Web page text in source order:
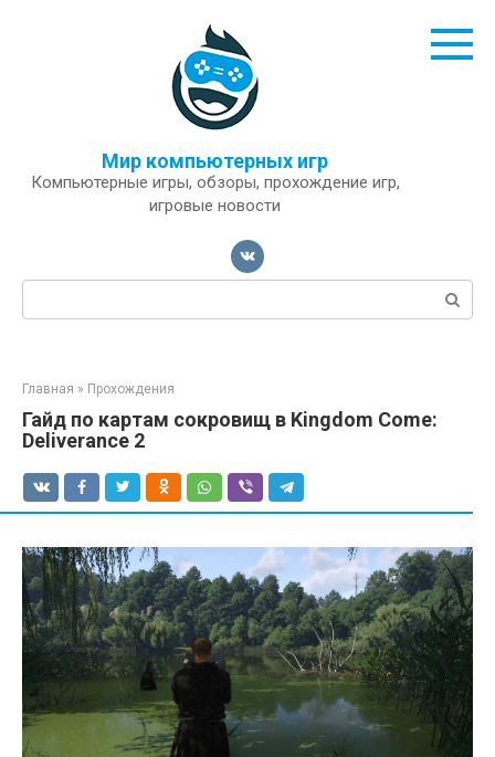
Мир компьютерных игр
Компьютерные игры, обзоры, прохождение игр,
игровые новости
Поиск:
Главная » Прохождения
Гайд по картам сокровищ в Kingdom Come:
Deliverance 2